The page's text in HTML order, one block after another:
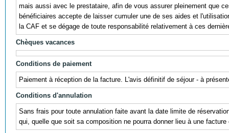
mais aussi avec le prestataire, afin de vous assurer pleinement que
bénéficiaires accepte de laisser cumuler une de ses aides et
la CAF et se dégage de toute responsabilité relativement à ces
Chèques vacances
Conditions de paiement
Paiement à réception de la facture. L'avis définitif de séjour - à
Conditions d'annulation
Sans frais pour toute annulation faite avant la date limite de
qui, quelle que soit sa composition ne pourra donner lieu à une